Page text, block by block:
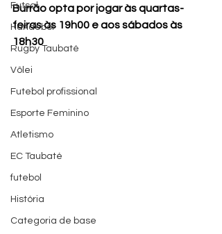
Futsal
Handebol
Rugby Taubaté
Vôlei
Futebol profissional
Esporte Feminino
Atletismo
EC Taubaté
futebol
História
Categoria de base
Burrão opta por jogar às quartas-
feiras às 19h00 e aos sábados às
18h30